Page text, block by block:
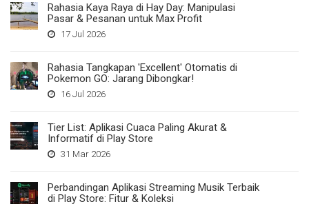
Rahasia Kaya Raya di Hay Day: Manipulasi
Pasar & Pesanan untuk Max Profit
17 Jul 2026
Rahasia Tangkapan 'Excellent' Otomatis di
Pokemon GO: Jarang Dibongkar!
16 Jul 2026
Tier List: Aplikasi Cuaca Paling Akurat &
Informatif di Play Store
31 Mar 2026
Perbandingan Aplikasi Streaming Musik Terbaik
di Play Store: Fitur & Koleksi